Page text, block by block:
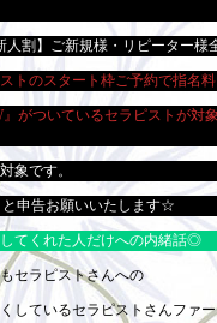
人割】ご新規様・リピーター
トのスタート枠ご予約で指名
がついているセラピストが対
象です。
申告お願いいたします☆
てくれた人だけへの内緒話◎
セラピストさんへの
しているセラピストさんファー